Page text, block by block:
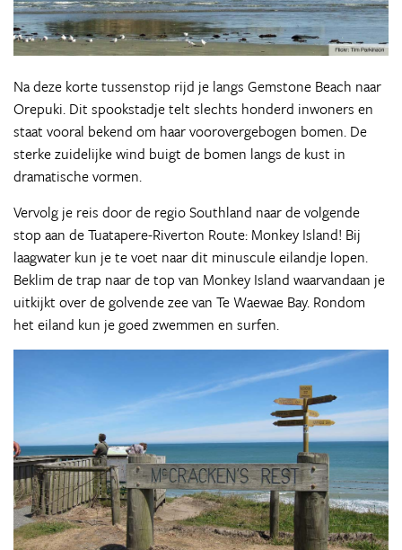
Na deze korte tussenstop rijd je langs Gemstone Beach naar
Orepuki. Dit spookstadje telt slechts honderd inwoners en
staat vooral bekend om haar voorovergebogen bomen. De
sterke zuidelijke wind buigt de bomen langs de kust in
dramatische vormen.
Vervolg je reis door de regio Southland naar de volgende
stop aan de Tuatapere-Riverton Route: Monkey Island! Bij
laagwater kun je te voet naar dit minuscule eilandje lopen.
Beklim de trap naar de top van Monkey Island waarvandaan je
uitkijkt over de golvende zee van Te Waewae Bay. Rondom
het eiland kun je goed zwemmen en surfen.